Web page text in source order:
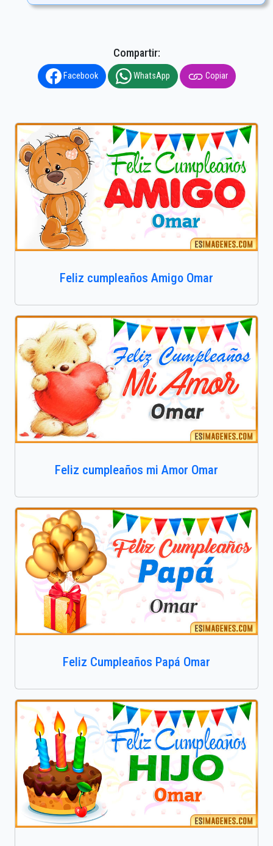
Compartir:
Facebook WhatsApp Copiar
Feliz cumpleaños Amigo Omar
Feliz cumpleaños mi Amor Omar
Feliz Cumpleaños Papá Omar